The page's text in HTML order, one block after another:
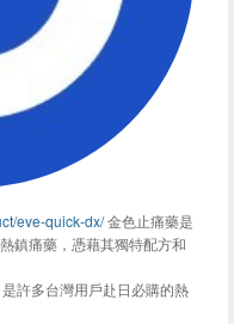
eve-quick-dx/金色止痛藥是
鎮痛藥，憑藉其獨特配方和
許多台灣用戶赴日必購的熱